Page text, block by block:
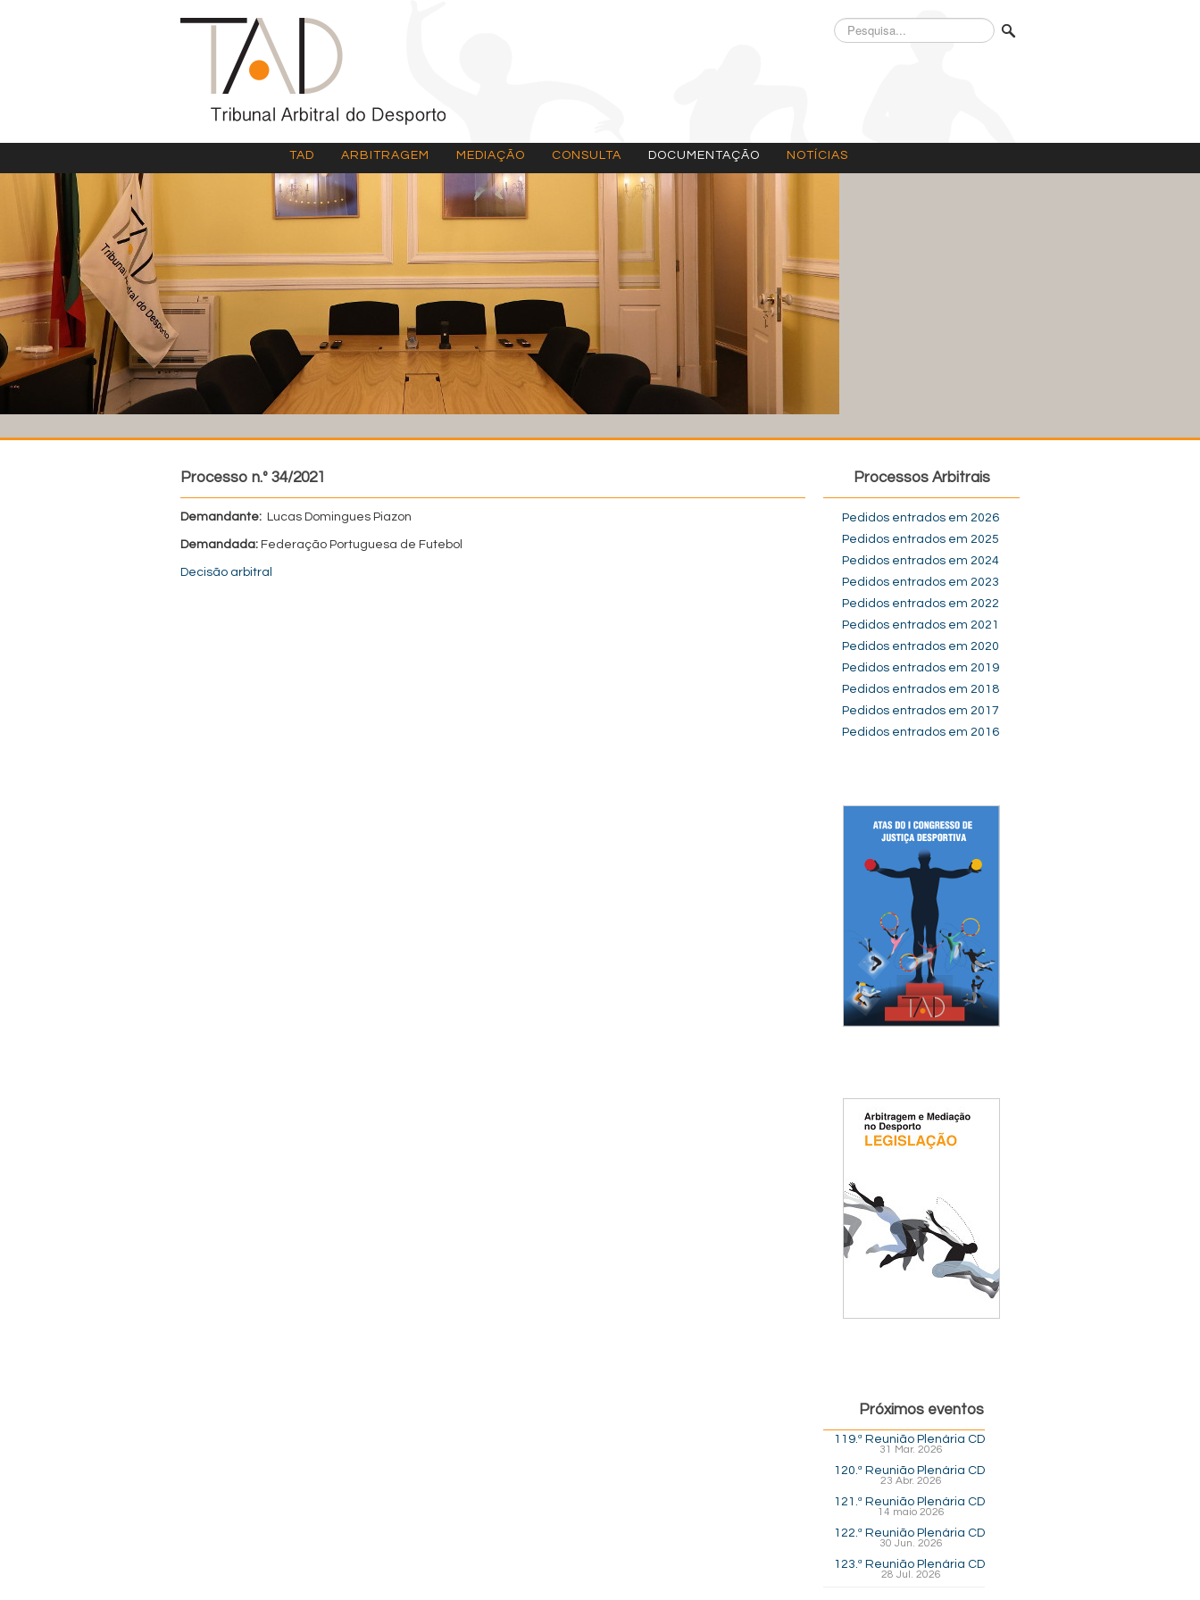
Pesquisa...
TAD ARBITRAGEM MEDIAÇÃO CONSULTA DOCUMENTAÇÃO NOTÍCIAS
Processo n.º 34/2021
Demandante: Lucas Domingues Piazon
Demandada: Federação Portuguesa de Futebol
Decisão arbitral
Processos Arbitrais
Pedidos entrados em 2026
Pedidos entrados em 2025
Pedidos entrados em 2024
Pedidos entrados em 2023
Pedidos entrados em 2022
Pedidos entrados em 2021
Pedidos entrados em 2020
Pedidos entrados em 2019
Pedidos entrados em 2018
Pedidos entrados em 2017
Pedidos entrados em 2016
Próximos eventos
119.ª Reunião Plenária CD
31 Mar. 2026
120.ª Reunião Plenária CD
23 Abr. 2026
121.ª Reunião Plenária CD
14 maio 2026
122.ª Reunião Plenária CD
30 Jun. 2026
123.ª Reunião Plenária CD
28 Jul. 2026